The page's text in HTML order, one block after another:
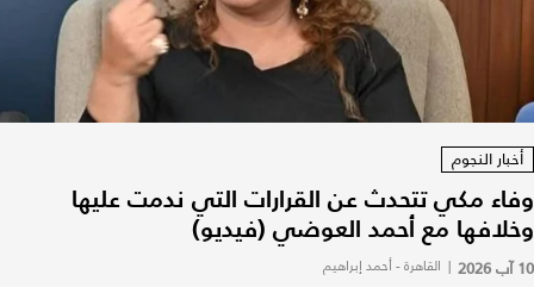
أخبار النجوم
وفاء مكي تتحدث عن القرارات التي ندمت عليها
وخلافها مع أحمد العوضي (فيديو)
10 آب 2026 | القاهرة - أحمد إبراهيم